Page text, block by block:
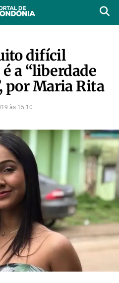
difícil
a “liberdade
por Maria Rita
às 15:10